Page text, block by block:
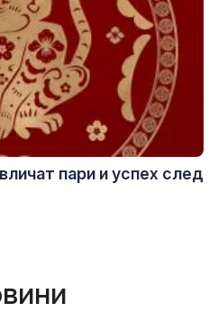
пари и успех след